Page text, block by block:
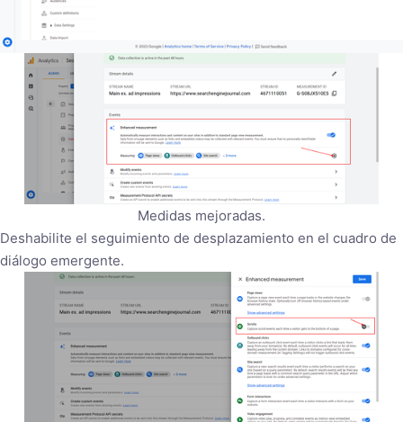
Medidas mejoradas.
Deshabilite el seguimiento de desplazamiento en el cuadro de
diálogo emergente.